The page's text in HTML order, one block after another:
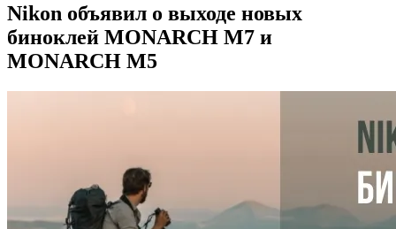
Nikon объявил о выходе новых
биноклей MONARCH M7 и
MONARCH M5